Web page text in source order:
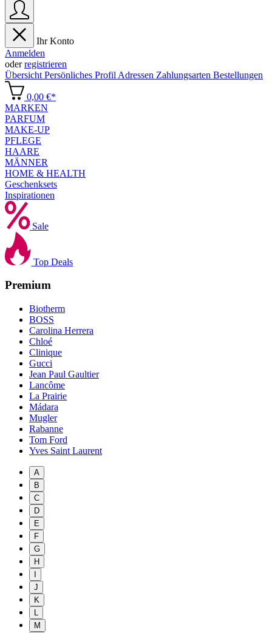
Ihr Konto
Anmelden
oderregistrieren
Übersicht Persönliches Profil Adressen Zahlungsarten Bestellungen
0,00 €*
MARKEN
PARFUM
MAKE-UP
PFLEGE
HAARE
MÄNNER
HOME & HEALTH
Geschenksets
Inspirationen
Sale
Top Deals
Premium
Biotherm
BOSS
Carolina Herrera
Chloé
Clinique
Gucci
Jean Paul Gaultier
Lancôme
La Prairie
Mádara
Mugler
Rabanne
Tom Ford
Yves Saint Laurent
A
B
C
D
E
F
G
H
J
K
L
M